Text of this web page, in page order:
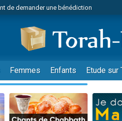
de demander une bénédiction
pour étudier en groupe sur Zoom
de faire un don pour Diane, 80 ans,
Maasser
de nous rejoindre sur WhatsApp
de nous rejoindre sur WhatsApp
de faire un don pour 5 jours de
Femmes Enfants Etude sur